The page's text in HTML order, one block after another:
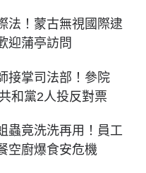
法！蒙古無視國際逮
蒲亭訪問
接掌司法部！參院
和黨2人投反對票
蟲竟洗洗再用！員工
廚爆食安危機